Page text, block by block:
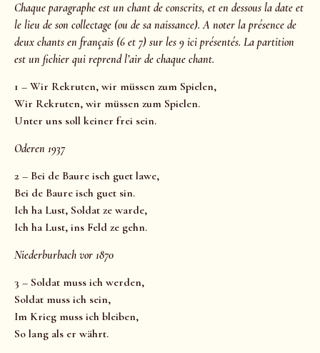
Chaque paragraphe est un chant de conscrits, et en dessous la date et
le lieu de son collectage (ou de sa naissance). A noter la présence de
deux chants en français (6 et 7) sur les 9 ici présentés. La partition
est un fichier qui reprend l’air de chaque chant.
1 – Wir Rekruten, wir müssen zum Spielen,
Wir Rekruten, wir müssen zum Spielen.
Unter uns soll keiner frei sein.
Oderen 1937
2 – Bei de Baure isch guet lawe,
Bei de Baure isch guet sin.
Ich ha Lust, Soldat ze warde,
Ich ha Lust, ins Feld ze gehn.
Niederburbach vor 1870
3 – Soldat muss ich werden,
Soldat muss ich sein,
Im Krieg muss ich bleiben,
So lang als er währt.